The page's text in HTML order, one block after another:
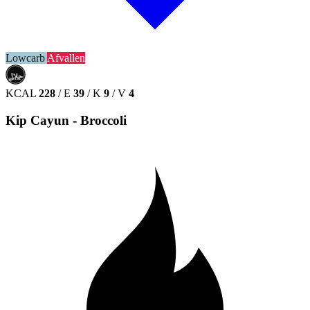
LowcarbAfvallen
حلال
HALAL
KCAL 228 / E 39 / K 9 / V 4
Kip Cayun - Broccoli